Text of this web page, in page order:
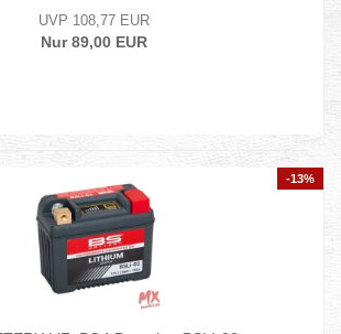
UVP 108,77 EUR
Nur 89,00 EUR
-13%